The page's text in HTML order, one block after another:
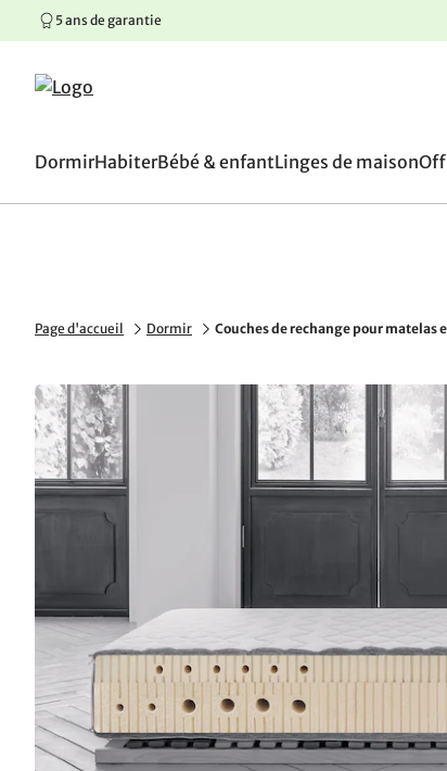
Aller au contenu principal
Aller à la navigation principale
Aller au pied de page
5 ans de garantie
DormirHabiterBébé & enfantLinges de maison
Page d'accueil Dormir Couches de rechange pour